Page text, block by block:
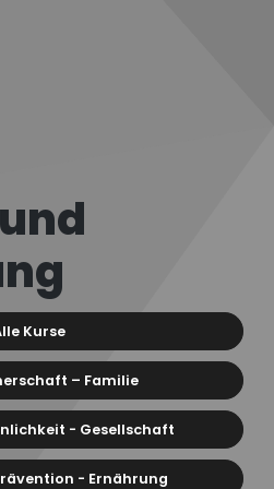
Kurse
– Familie
- Gesellschaft
- Ernährung